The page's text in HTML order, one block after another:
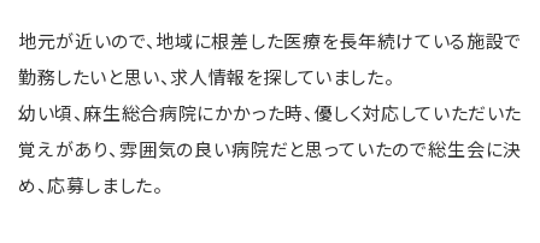
地元が近いので、地域に根差した医療を長年続けている施設で
勤務したいと思い、求人情報を探していました。
幼い頃、麻生総合病院にかかった時、優しく対応していただいた
覚えがあり、雰囲気の良い病院だと思っていたので総生会に決
め、応募しました。